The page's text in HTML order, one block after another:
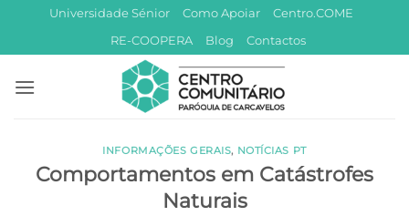
content
Universidade Sénior Como Apoiar
Centro.COME
RE-COOPERA
Blog Contactos
INFORMAÇÕES GERAIS, NOTÍCIAS PT
Comportamentos em Catástrofes
Naturais